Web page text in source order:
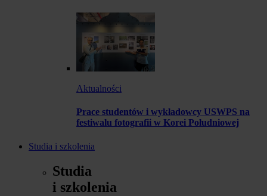
Aktualności
Prace studentów i wykładowcy USWPS na
festiwalu fotografii w Korei Południowej
Studia i szkolenia
Studia
i szkolenia